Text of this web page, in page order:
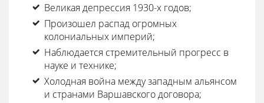
Великая депрессия 1930-х годов;
Произошел распад огромных
колониальных империй;
Наблюдается стремительный прогресс в
науке и технике;
Холодная война между западным альянсом
и странами Варшавского договора;